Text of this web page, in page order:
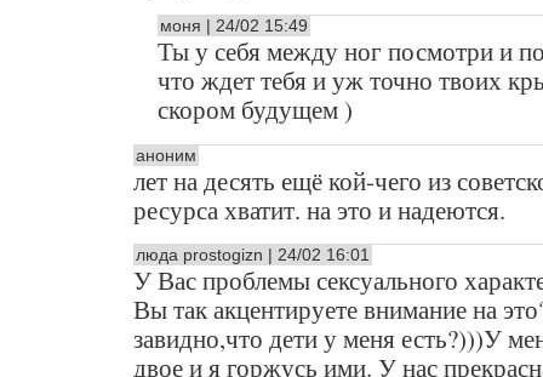
моня | 24/02 15:49
Ты у себя между ног посмотри и
что ждет тебя и уж точно твоих
скором будущем )
аноним
лет на десять ещё кой-чего из
ресурса хватит. на это и надеются.
люда prostogizn | 24/02 16:01
У Вас проблемы сексуального
Вы так акцентируете внимание на
завидно,что дети у меня есть?)))У
двое и я горжусь ими. У нас